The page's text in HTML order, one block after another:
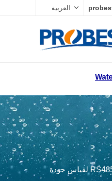
العربية
تحكم عدادات التعكر في الصين عالية الجودة عبر الإنترنت مع مستشعر RS485 لقياس جودة